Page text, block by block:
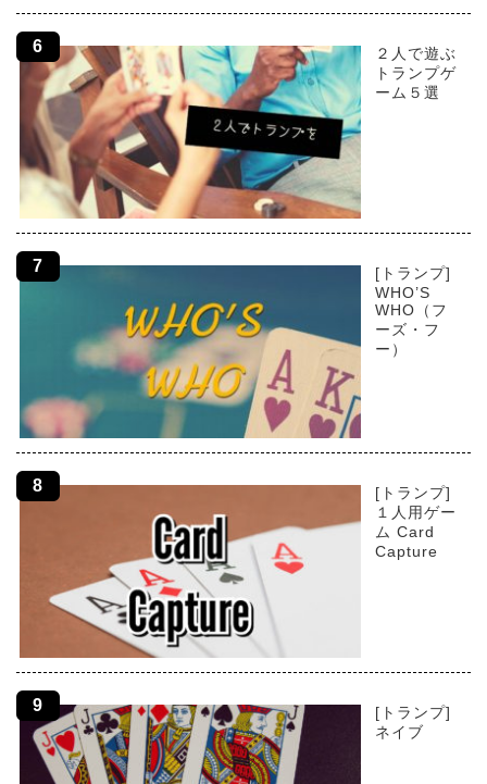
２人で遊ぶ
トランプゲ
ーム５選
[トランプ]
WHO’S
WHO（フ
ーズ・フ
ー）
[トランプ]
１人用ゲー
ム Card
Capture
[トランプ]
ネイブ